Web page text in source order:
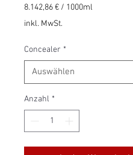
8.142,86 € / 1000ml
8.142,86 €
Milliliter
inkl. MwSt.
Concealer *
Anzahl *